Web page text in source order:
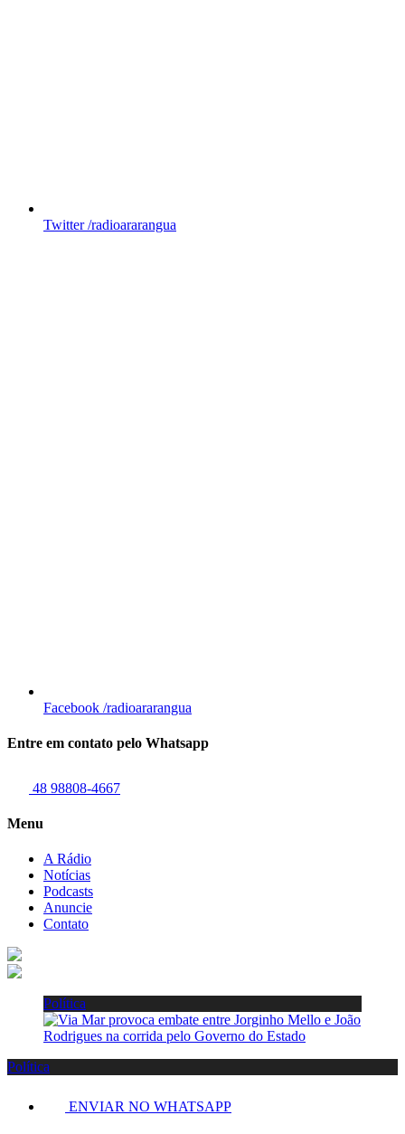
Twitter /radioararangua
Facebook /radioararangua
Entre em contato pelo Whatsapp
48 98808-4667
Menu
A Rádio
Notícias
Podcasts
Anuncie
Contato
Política
Política
ENVIAR NO WHATSAPP